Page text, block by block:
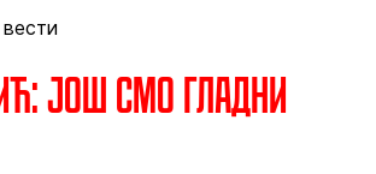
Још смо гладни